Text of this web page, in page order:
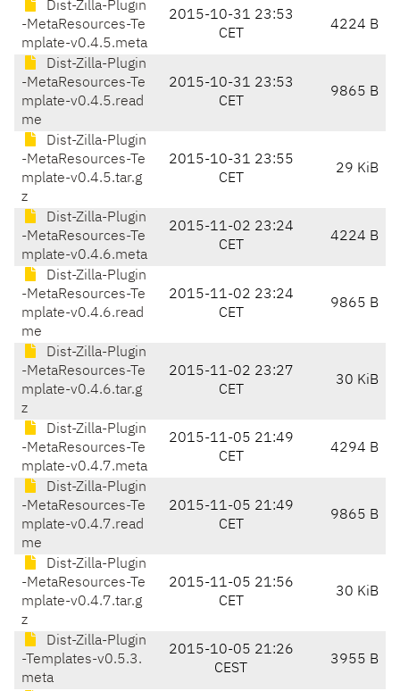
Dist-Zilla-Plugin
-MetaResources-Te
mplate-v0.4.5.meta
2015-10-31 23:53
CET
4224 B
Dist-Zilla-Plugin
-MetaResources-Te
mplate-v0.4.5.read
me
2015-10-31 23:53
CET
9865 B
Dist-Zilla-Plugin
-MetaResources-Te
mplate-v0.4.5.tar.g
z
2015-10-31 23:55
CET
29 KiB
Dist-Zilla-Plugin
-MetaResources-Te
mplate-v0.4.6.meta
2015-11-02 23:24
CET
4224 B
Dist-Zilla-Plugin
-MetaResources-Te
mplate-v0.4.6.read
me
2015-11-02 23:24
CET
9865 B
Dist-Zilla-Plugin
-MetaResources-Te
mplate-v0.4.6.tar.g
z
2015-11-02 23:27
CET
30 KiB
Dist-Zilla-Plugin
-MetaResources-Te
mplate-v0.4.7.meta
2015-11-05 21:49
CET
4294 B
Dist-Zilla-Plugin
-MetaResources-Te
mplate-v0.4.7.read
me
2015-11-05 21:49
CET
9865 B
Dist-Zilla-Plugin
-MetaResources-Te
mplate-v0.4.7.tar.g
z
2015-11-05 21:56
CET
30 KiB
Dist-Zilla-Plugin
-Templates-v0.5.3.
meta
2015-10-05 21:26
CEST
3955 B